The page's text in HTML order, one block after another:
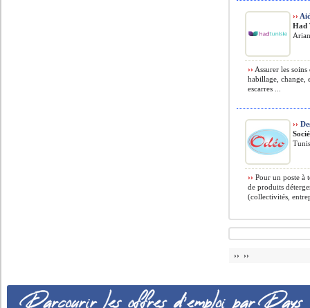
››
Had
›› Assurer les
habillage, change,
escarres ...
››
›› Pour un poste à
de produits
(collectivités,
›› ››